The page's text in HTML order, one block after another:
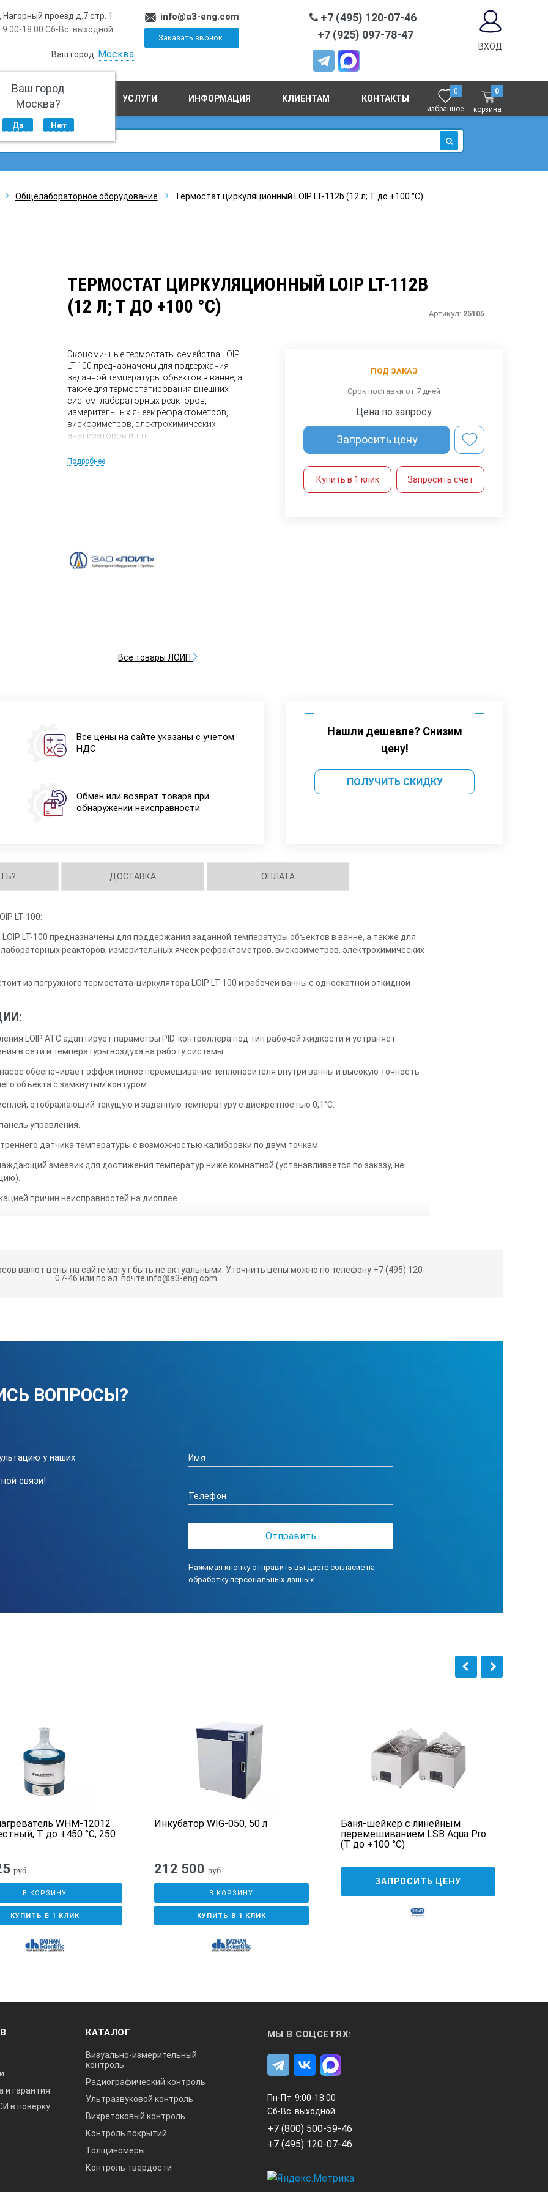
Нагорный проезд д.7 стр. 1
9:00-18:00 Сб-Вс: выходной
Ваш город: Москва
Ваш город
Москва?
Да Нет
info@a3-eng.com
Заказать звонок
+7 (495) 120-07-46
+7 (925) 097-78-47
ВХОД
ПРОИЗВОДСТВО УСЛУГИ ИНФОРМАЦИЯ КЛИЕНТАМ КОНТАКТЫ
0
избранное
0
корзина
ИСКАТЬ
Общелабораторное оборудование Термостат циркуляционный LOIP LT-112b (12 л; Т до +100 °С)
ТЕРМОСТАТ ЦИРКУЛЯЦИОННЫЙ LOIP LT-112B
(12 Л; Т ДО +100 °С)
Артикул: 25105
Экономичные термостаты семейства LOIP
LT-100 предназначены для поддержания
заданной температуры объектов в ванне, а
также для термостатирования внешних
систем: лабораторных реакторов,
измерительных ячеек рефрактометров,
вискозиметров, электрохимических
анализаторов и т.п.
Подробнее
Все товары ЛОИП
ПОД ЗАКАЗ
Срок поставки от 7 дней
Цена по запросу
Запросить цену
Купить в 1 клик Запросить счет
Все цены на сайте указаны с учетом
НДС
Обмен или возврат товара при
обнаружении неисправности
Нашли дешевле? Снизим
цену!
ПОЛУЧИТЬ СКИДКУ
ДОСТАВКА ОПЛАТА
LT-100:
LT-100 предназначены для поддержания заданной температуры объектов в ванне, а также для
реакторов, измерительных ячеек рефрактометров, вискозиметров, электрохимических
из погружного термостата-циркулятора LOIP LT-100 и рабочей ванны с односкатной откидной
LOIP ATC адаптирует параметры PID-контроллера под тип рабочей жидкости и устраняет
в сети и температуры воздуха на работу системы.
обеспечивает эффективное перемешивание теплоносителя внутри ванны и высокую точность
объекта с замкнутым контуром.
отображающий текущую и заданную температуру с дискретностью 0,1°С.
управления.
датчика температуры с возможностью калибровки по двум точкам.
змеевик для достижения температур ниже комнатной (устанавливается по заказу, не
причин неисправностей на дисплее.
а также при снижении уровня теплоносителя ниже допустимого.
стали, окрашенной порошковой краской, и надежно теплоизолирован от резервуара ванны, что
температуры, не более °С ±0,2
валют цены на сайте могут быть не актуальными. Уточнить цены можно по телефону +7 (495) 120-
07-46 или по эл. почте info@a3-eng.com.
ВОПРОСЫ?
у наших
связи!
Нажимая кнопку отправить вы даете согласие на
обработку персональных данных
WHM-12012
T до +450 °С, 250
руб.
В КОРЗИНУ
КУПИТЬ В 1 КЛИК
Инкубатор WIG-050, 50 л
212 500 руб.
В КОРЗИНУ
КУПИТЬ В 1 КЛИК
Баня-шейкер с линейным
перемешиванием LSB Aqua Pro
(Т до +100 °С)
ЗАПРОСИТЬ ЦЕНУ
и гарантия
в поверку
КАТАЛОГ
Визуально-измерительный
контроль
Радиографический контроль
Ультразвуковой контроль
Вихретоковый контроль
Контроль покрытий
Толщиномеры
Контроль твердости
МЫ В СОЦСЕТЯХ:
Пн-Пт: 9:00-18:00
Сб-Вс: выходной
+7 (800) 500-59-46
+7 (495) 120-07-46